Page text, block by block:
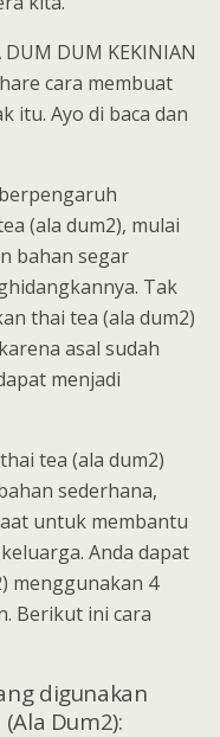
DUM DUM KEKINIAN
cara membuat
itu. Ayo di baca dan
(ala dum2), mulai
bahan segar
Tak
thai tea (ala dum2)
asal sudah
menjadi
tea (ala dum2)
sederhana,
untuk membantu
Anda dapat
menggunakan 4
Berikut ini cara
digunakan
Dum2):